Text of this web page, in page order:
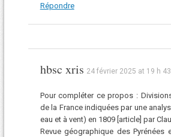
Répondre
hbsc xris 24 février 2025 at 19 h
Pour compléter ce propos :
de la France indiquées par une
eau et à vent) en 1809 [article] par
Revue géographique des Pyrénées